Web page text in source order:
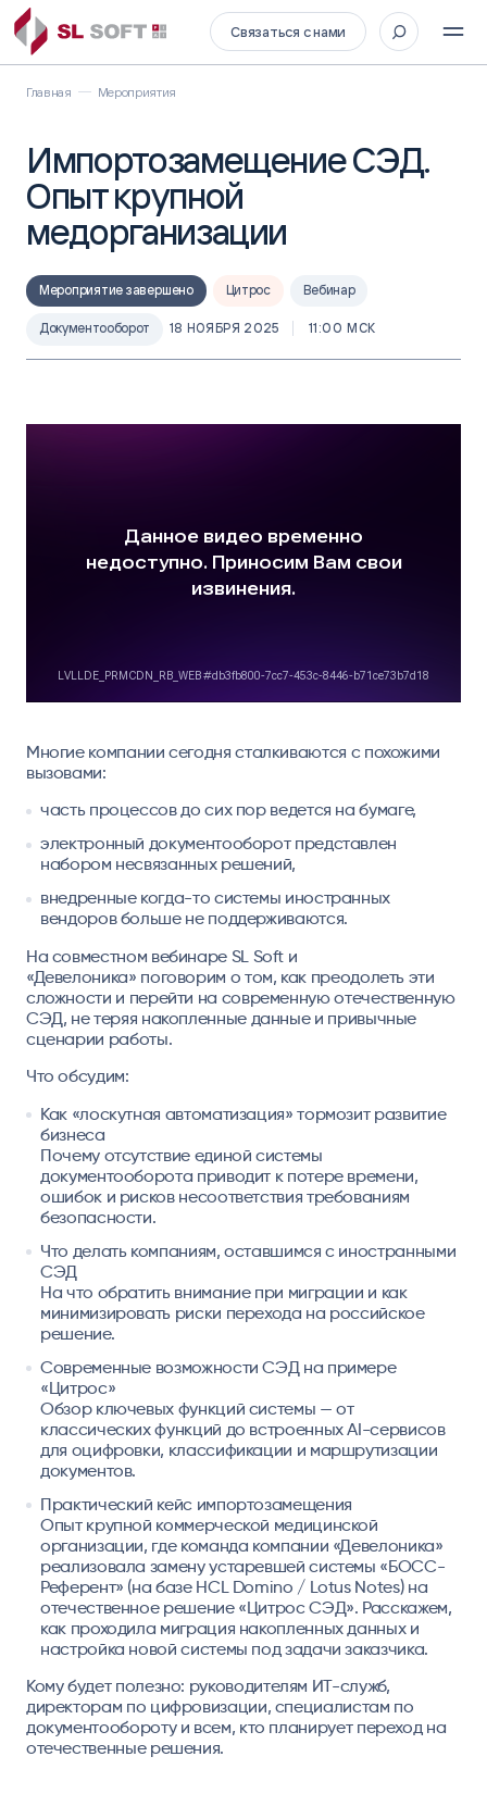
Связаться с нами
Главная Мероприятия
Импортозамещение СЭД.
Опыт крупной
медорганизации
Мероприятие завершено Цитрос Вебинар
Документооборот 18 НОЯБРЯ 2025 11:00 МСК
Многие компании сегодня сталкиваются с похожими
вызовами:
часть процессов до сих пор ведется на бумаге,
электронный документооборот представлен
набором несвязанных решений,
внедренные когда-то системы иностранных
вендоров больше не поддерживаются.
На совместном вебинаре SL Soft и
«Девелоника» поговорим о том, как преодолеть эти
сложности и перейти на современную отечественную
СЭД, не теряя накопленные данные и привычные
сценарии работы.
Что обсудим:
Как «лоскутная автоматизация» тормозит развитие
бизнеса
Почему отсутствие единой системы
документооборота приводит к потере времени,
ошибок и рисков несоответствия требованиям
безопасности.
Что делать компаниям, оставшимся с иностранными
СЭД
На что обратить внимание при миграции и как
минимизировать риски перехода на российское
решение.
Современные возможности СЭД на примере
«Цитрос»
Обзор ключевых функций системы — от
классических функций до встроенных AI-сервисов
для оцифровки, классификации и маршрутизации
документов.
Практический кейс импортозамещения
Опыт крупной коммерческой медицинской
организации, где команда компании «Девелоника»
реализовала замену устаревшей системы «БОСС-
Референт» (на базе HCL Domino / Lotus Notes) на
отечественное решение «Цитрос СЭД». Расскажем,
как проходила миграция накопленных данных и
настройка новой системы под задачи заказчика.
Кому будет полезно: руководителям ИТ-служб,
директорам по цифровизации, специалистам по
документообороту и всем, кто планирует переход на
отечественные решения.